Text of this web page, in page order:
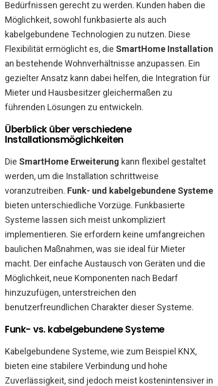
Bedürfnissen gerecht zu werden. Kunden haben die
Möglichkeit, sowohl funkbasierte als auch
kabelgebundene Technologien zu nutzen. Diese
Flexibilität ermöglicht es, die SmartHome Installation
an bestehende Wohnverhältnisse anzupassen. Ein
gezielter Ansatz kann dabei helfen, die Integration für
Mieter und Hausbesitzer gleichermaßen zu
führenden Lösungen zu entwickeln.
Überblick über verschiedene
Installationsmöglichkeiten
Die SmartHome Erweiterung kann flexibel gestaltet
werden, um die Installation schrittweise
voranzutreiben. Funk- und kabelgebundene Systeme
bieten unterschiedliche Vorzüge. Funkbasierte
Systeme lassen sich meist unkompliziert
implementieren. Sie erfordern keine umfangreichen
baulichen Maßnahmen, was sie ideal für Mieter
macht. Der einfache Austausch von Geräten und die
Möglichkeit, neue Komponenten nach Bedarf
hinzuzufügen, unterstreichen den
benutzerfreundlichen Charakter dieser Systeme.
Funk- vs. kabelgebundene Systeme
Kabelgebundene Systeme, wie zum Beispiel KNX,
bieten eine stabilere Verbindung und hohe
Zuverlässigkeit, sind jedoch meist kostenintensiver in